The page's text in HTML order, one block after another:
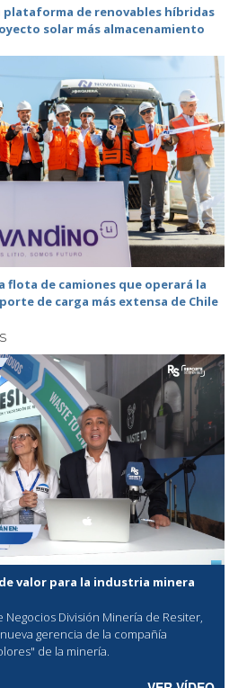
plataforma de renovables híbridas
solar más almacenamiento
de camiones que operará la
de carga más extensa de Chile
valor para la industria minera
Negocios División Minería de Resiter,
gerencia de la compañía
de la minería.